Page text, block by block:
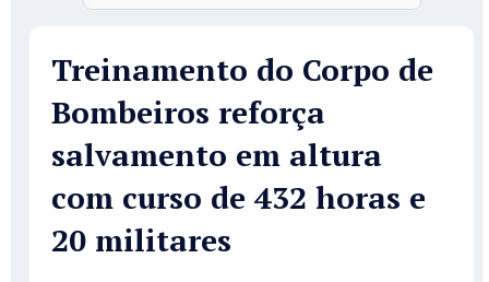
Treinamento do Corpo de
Bombeiros reforça
salvamento em altura
com curso de 432 horas e
20 militares